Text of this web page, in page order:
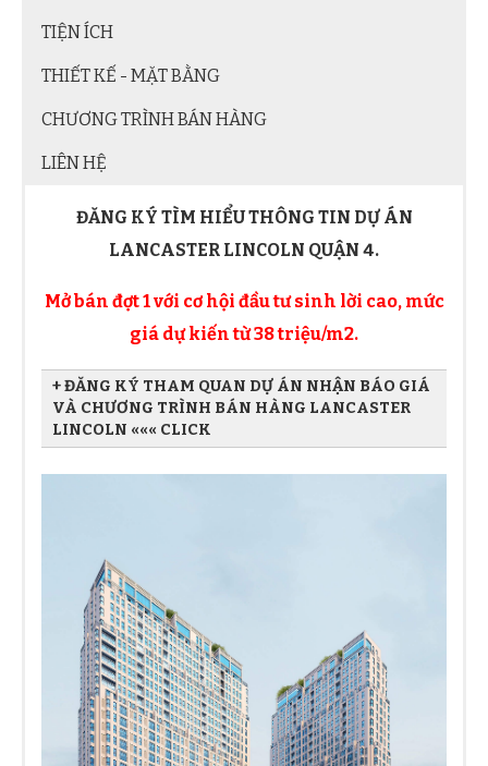
TIỆN ÍCH
THIẾT KẾ - MẶT BẰNG
CHƯƠNG TRÌNH BÁN HÀNG
LIÊN HỆ
ĐĂNG KÝ TÌM HIỂU THÔNG TIN DỰ ÁN
LANCASTER LINCOLN QUẬN 4.
Mở bán đợt 1 với cơ hội đầu tư sinh lời cao, mức
giá dự kiến từ 38 triệu/m2.
+ ĐĂNG KÝ THAM QUAN DỰ ÁN NHẬN BÁO GIÁ
VÀ CHƯƠNG TRÌNH BÁN HÀNG LANCASTER
LINCOLN ««« CLICK
Địa chỉ Email
Số điện thoại